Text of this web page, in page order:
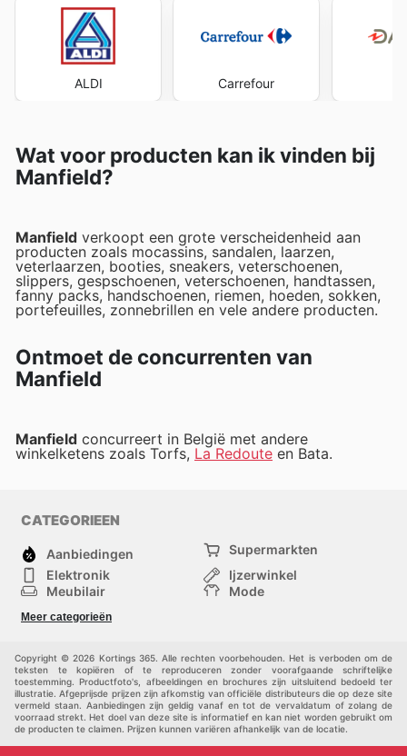
ALDI Carrefour
Wat voor producten kan ik vinden bij
Manfield?
Manfield verkoopt een grote verscheidenheid aan
producten zoals mocassins, sandalen, laarzen,
veterlaarzen, booties, sneakers, veterschoenen,
slippers, gespschoenen, veterschoenen, handtassen,
fanny packs, handschoenen, riemen, hoeden, sokken,
portefeuilles, zonnebrillen en vele andere producten.
Ontmoet de concurrenten van
Manfield
Manfield concurreert in België met andere
winkelketens zoals Torfs, La Redoute en Bata.
CATEGORIEEN
Aanbiedingen
Supermarkten
Elektronik
Ijzerwinkel
Meubilair
Mode
Schoonheid
Meer categorieën
Copyright © 2026 Kortings 365. Alle rechten voorbehouden. Het is verboden om de
teksten te kopiëren of te reproduceren zonder voorafgaande schriftelijke
toestemming. Productfoto's, afbeeldingen en brochures zijn uitsluitend bedoeld ter
illustratie. Afgeprijsde prijzen zijn afkomstig van officiële distributeurs die op deze site
vermeld staan. Aanbiedingen zijn geldig vanaf en tot de vervaldatum of zolang de
voorraad strekt. Het doel van deze site is informatief en kan niet worden gebruikt om
de producten te claimen. Prijzen kunnen variëren afhankelijk van de locatie.